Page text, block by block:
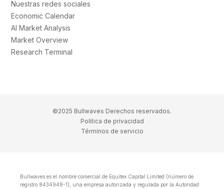
Nuestras redes sociales
Economic Calendar
AI Market Analysis
Market Overview
Research Terminal
©2025 Bullwaves Derechos reservados.
Política de privacidad
Términos de servicio
Bullwaves es el nombre comercial de Equitex Capital Limited (número de
registro 8434948-1), una empresa autorizada y regulada por la Autoridad